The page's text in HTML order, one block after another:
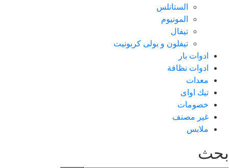
الستانلس
المونيوم
تيفال
تيفلون و بولى كربونيت
ادوات بار
ادوات نظافة
معدات
تيك اواى
خصومات
غير مصنف
ملابس